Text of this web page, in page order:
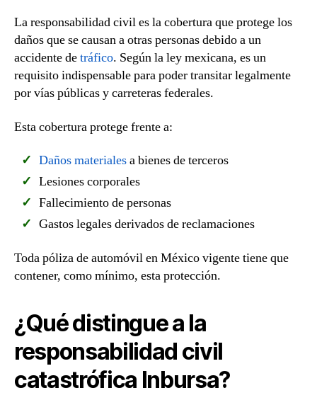
La responsabilidad civil es la cobertura que protege los
daños que se causan a otras personas debido a un
accidente detráfico. Según la ley mexicana, es un
requisito indispensable para poder transitar legalmente
por vías públicas y carreteras federales.
Esta cobertura protege frente a:
Daños materialesa bienes de terceros
Lesiones corporales
Fallecimiento de personas
Gastos legales derivados de reclamaciones
Toda póliza de automóvil en México vigente tiene que
contener, como mínimo, esta protección.
¿Qué distingue a la
responsabilidad civil
catastrófica Inbursa?